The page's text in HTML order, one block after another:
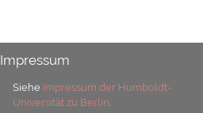
Impressum
Siehe Impressum der Humboldt-
Universität zu Berlin